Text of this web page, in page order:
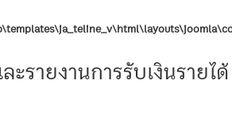
รายงานการรับเงินรายไ